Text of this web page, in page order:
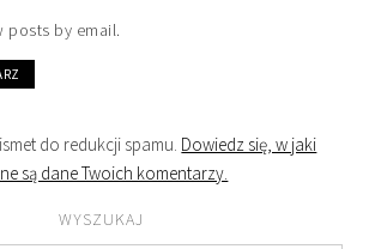
posts by email.
do redukcji spamu. Dowiedz się, w jaki
są dane Twoich komentarzy.
WYSZUKAJ